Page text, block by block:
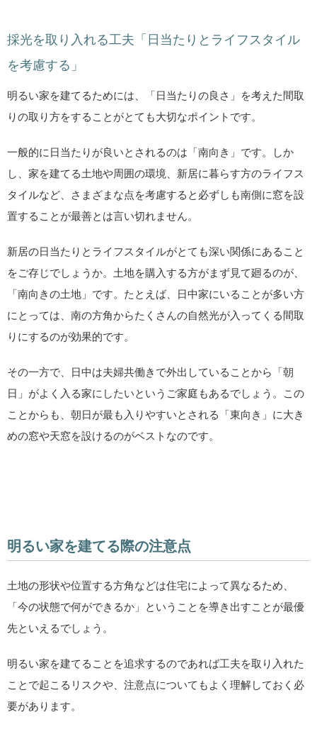
採光を取り入れる工夫「日当たりとライフスタイル
を考慮する」
明るい家を建てるためには、「日当たりの良さ」を考えた間取
りの取り方をすることがとても大切なポイントです。
一般的に日当たりが良いとされるのは「南向き」です。しか
し、家を建てる土地や周囲の環境、新居に暮らす方のライフス
タイルなど、さまざまな点を考慮すると必ずしも南側に窓を設
置することが最善とは言い切れません。
新居の日当たりとライフスタイルがとても深い関係にあること
をご存じでしょうか。土地を購入する方がまず見て廻るのが、
「南向きの土地」です。たとえば、日中家にいることが多い方
にとっては、南の方角からたくさんの自然光が入ってくる間取
りにするのが効果的です。
その一方で、日中は夫婦共働きで外出していることから「朝
日」がよく入る家にしたいというご家庭もあるでしょう。この
ことからも、朝日が最も入りやすいとされる「東向き」に大き
めの窓や天窓を設けるのがベストなのです。
明るい家を建てる際の注意点
土地の形状や位置する方角などは住宅によって異なるため、
「今の状態で何ができるか」ということを導き出すことが最優
先といえるでしょう。
明るい家を建てることを追求するのであれば工夫を取り入れた
ことで起こるリスクや、注意点についてもよく理解しておく必
要があります。